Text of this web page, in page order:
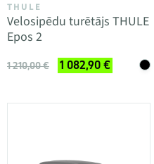
THULE
Velosipēdu turētājs THULE
Epos 2
1 210,00 € 1 082,90 €